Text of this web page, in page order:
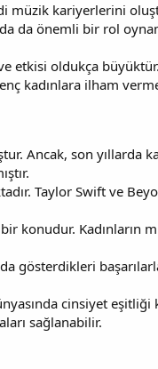
müzik kariyerlerini
da önemli bir rol
etkisi oldukça
kadınlara ilham
Ancak, son yıllarda
Taylor Swift ve
konudur. Kadınların
gösterdikleri
cinsiyet eşitliği
sağlanabilir.